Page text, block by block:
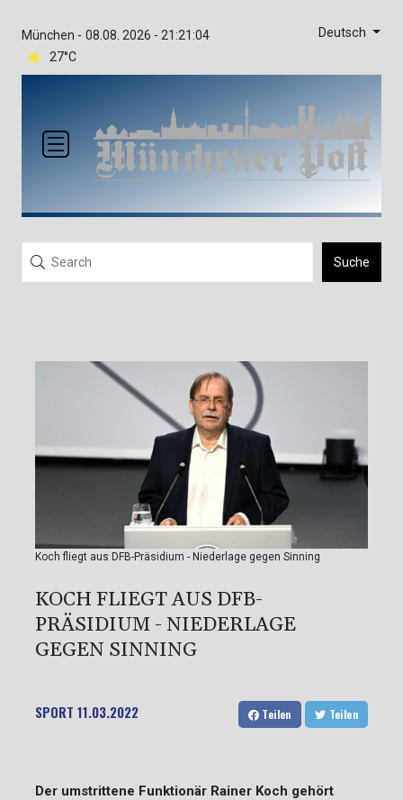
München -
27°C
08.08. 2026 - 21:21:04 Deutsch
Suche
Koch fliegt aus DFB-Präsidium - Niederlage gegen Sinning
KOCH FLIEGT AUS DFB-
PRÄSIDIUM - NIEDERLAGE
GEGEN SINNING
SPORT 11.03.2022 Teilen Teilen
Der umstrittene Funktionär Rainer Koch gehört